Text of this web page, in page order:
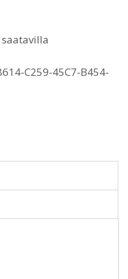
C259-45C7-B454-